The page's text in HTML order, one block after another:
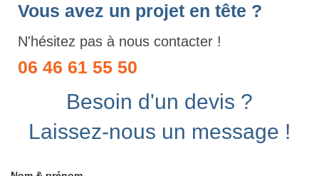
Vous avez un projet en tête ?
N'hésitez pas à nous contacter !
06 46 61 55 50
Besoin d'un devis ?
Laissez-nous un message !